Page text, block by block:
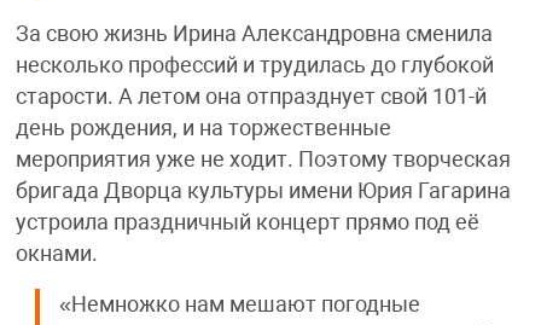
За свою жизнь Ирина Александровна сменила
несколько профессий и трудилась до глубокой
старости. А летом она отпразднует свой 101-й
день рождения, и на торжественные
мероприятия уже не ходит. Поэтому творческая
бригада Дворца культуры имени Юрия Гагарина
устроила праздничный концерт прямо под её
окнами.
«Немножко нам мешают погодные